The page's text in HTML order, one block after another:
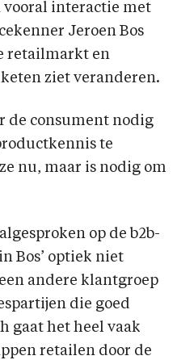
vooral interactie met
Jeroen Bos
retailmarkt en
ziet veranderen.
de consument nodig
te
nu, maar is nodig om
op de b2b-
Bos’ optiek niet
andere klantgroep
die goed
gaat het heel vaak
retailen door de